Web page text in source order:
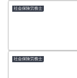
社会保険労務士
社会保険労務士